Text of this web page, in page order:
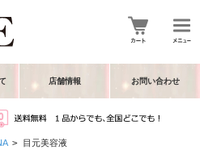
店舗情報 お問い合わせ
> 目元美容液